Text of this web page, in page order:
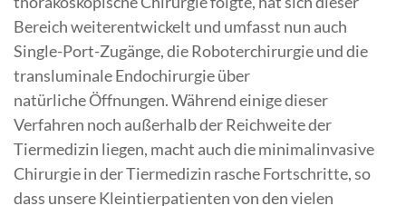
Bereich weiterentwickelt und umfasst nun auch
Single-Port-Zugänge, die Roboterchirurgie und die
transluminale Endochirurgie über
natürliche Öffnungen. Während einige dieser
Verfahren noch außerhalb der Reichweite der
Tiermedizin liegen, macht auch die minimalinvasive
Chirurgie in der Tiermedizin rasche Fortschritte, so
dass unsere Kleintierpatienten von den vielen